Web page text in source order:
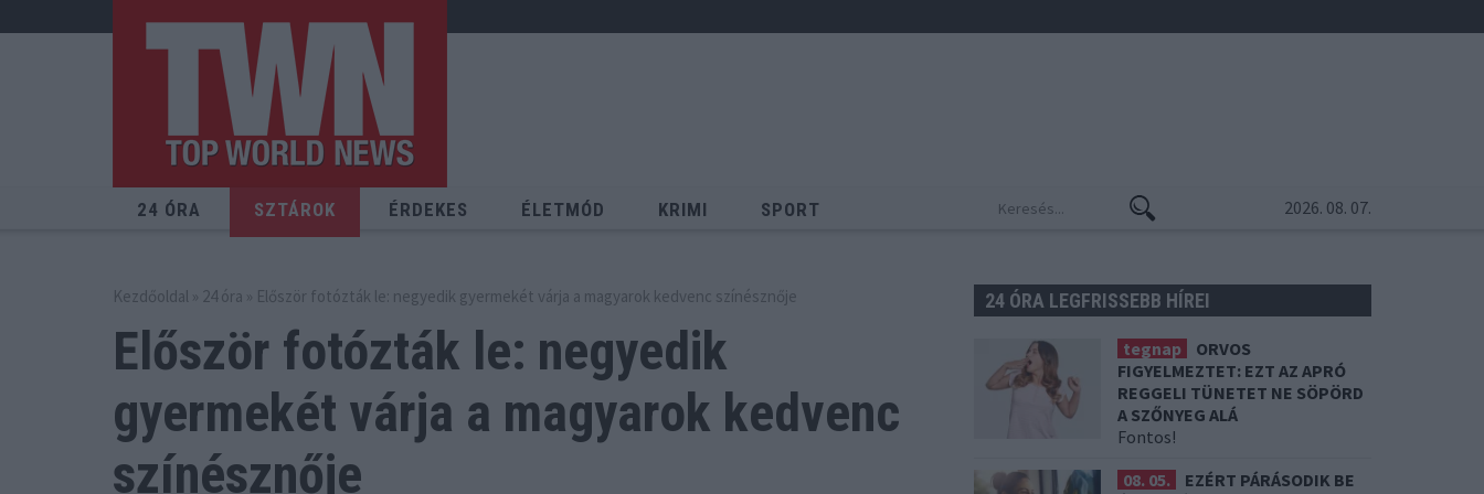
24 ÓRA SZTÁROK ÉRDEKES ÉLETMÓD KRIMI SPORT 2026. 08. 07.
Kezdőoldal » 24 óra » Először fotózták le: negyedik gyermekét várja a magyarok kedvenc színésznője
Először fotózták le: negyedik
gyermekét várja a magyarok kedvenc
színésznője
24 ÓRA LEGFRISSEBB HÍREI
tegnap
ORVOS
FIGYELMEZTET: EZT AZ APRÓ
REGGELI TÜNETET NE SÖPÖRD
A SZŐNYEG ALÁ
Fontos!
08. 05.
EZÉRT PÁRÁSODIK BE